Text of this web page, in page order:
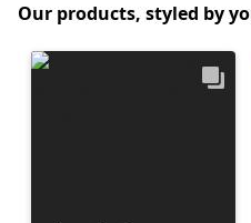
Our products, styled by